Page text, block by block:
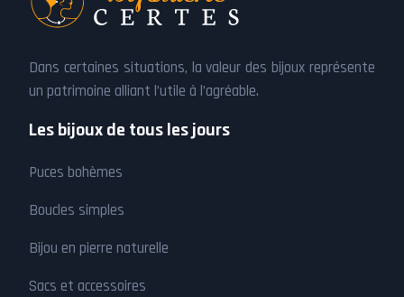
Dans certaines situations, la valeur des bijoux représente
un patrimoine alliant l’utile à l’agréable.
Les bijoux de tous les jours
Puces bohèmes
Boucles simples
Bijou en pierre naturelle
Sacs et accessoires